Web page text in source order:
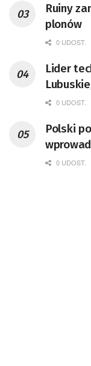
doktor
Badań
Ruiny
plonów
0 UDOST.
Lider
0 UDOST.
Polski
0 UDOST.